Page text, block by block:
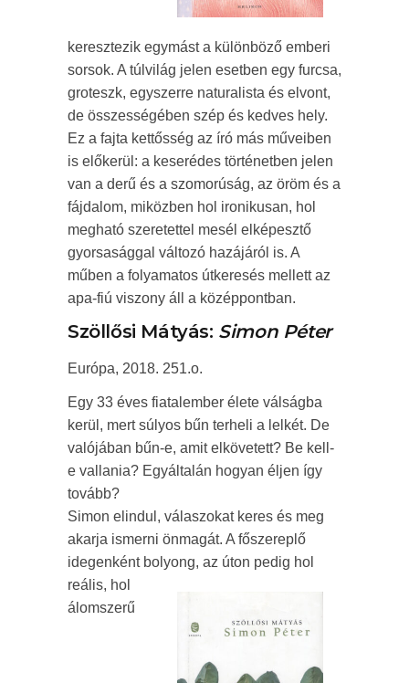
keresztezik egymást a különböző emberi
sorsok. A túlvilág jelen esetben egy furcsa,
groteszk, egyszerre naturalista és elvont,
de összességében szép és kedves hely.
Ez a fajta kettősség az író más műveiben
is előkerül: a keserédes történetben jelen
van a derű és a szomorúság, az öröm és a
fájdalom, miközben hol ironikusan, hol
megható szeretettel mesél elképesztő
gyorsasággal változó hazájáról is. A
műben a folyamatos útkeresés mellett az
apa-fiú viszony áll a középpontban.
Szöllősi Mátyás: Simon Péter
Európa, 2018. 251.o.
Egy 33 éves fiatalember élete válságba
kerül, mert súlyos bűn terheli a lelkét. De
valójában bűn-e, amit elkövetett? Be kell-
e vallania? Egyáltalán hogyan éljen így
tovább?
Simon elindul, válaszokat keres és meg
akarja ismerni önmagát. A főszereplő
idegenként bolyong, az úton pedig hol
reális, hol
álomszerű